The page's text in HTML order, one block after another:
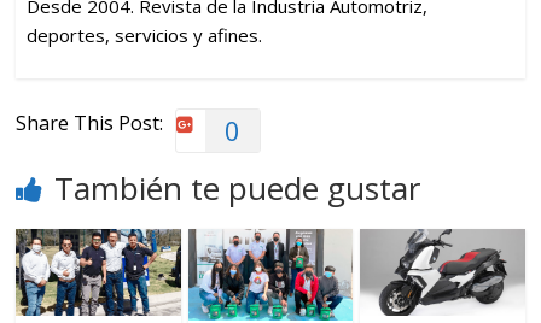
Desde 2004. Revista de la Industria Automotriz,
deportes, servicios y afines.
Share This Post: 0
También te puede gustar